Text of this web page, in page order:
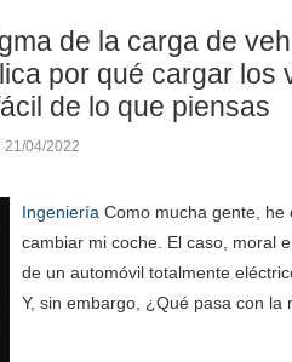
de la carga de
por qué cargar los
de lo que piensas
| 21/04/2022
Ingeniería Como mucha gente, he
cambiar mi coche. El caso, moral
de un automóvil totalmente
Y, sin embargo, ¿Qué pasa con la